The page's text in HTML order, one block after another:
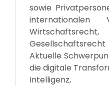
sowie
internationalen
Aktuelle
die digitale